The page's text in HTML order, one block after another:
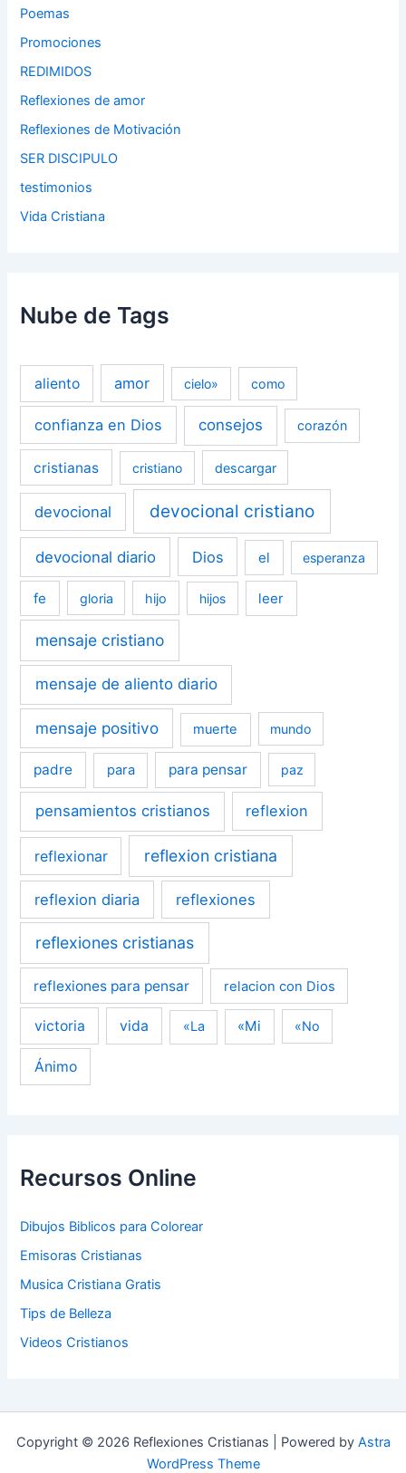
Poemas
Promociones
REDIMIDOS
Reflexiones de amor
Reflexiones de Motivación
SER DISCIPULO
testimonios
Vida Cristiana
Nube de Tags
aliento amor cielo» como
confianza en Dios consejos corazón
cristianas cristiano descargar
devocional devocional cristiano
devocional diario Dios el esperanza
fe gloria hijo hijos leer
mensaje cristiano
mensaje de aliento diario
mensaje positivo muerte mundo
padre para para pensar paz
pensamientos cristianos reflexion
reflexionar reflexion cristiana
reflexion diaria reflexiones
reflexiones cristianas
reflexiones para pensar relacion con Dios
victoria vida «La «Mi «No
Ánimo
Recursos Online
Dibujos Biblicos para Colorear
Emisoras Cristianas
Musica Cristiana Gratis
Tips de Belleza
Videos Cristianos
Copyright © 2026 Reflexiones Cristianas | Powered by Astra
WordPress Theme